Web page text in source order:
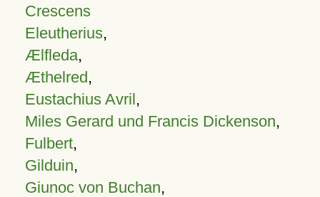
Crescens
Eleutherius,
Ælfleda,
Æthelred,
Eustachius Avril,
Miles Gerard und Francis Dickenson,
Fulbert,
Gilduin,
Giunoc von Buchan,